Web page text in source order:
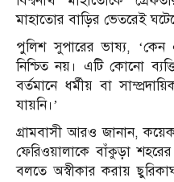
মাহাতোর বাড়ির ভেতরেই
পুলিশ সুপারের ভাষ্য, ‘কেন
নিশ্চিত নয়। এটি কোনো
বর্তমানে ধর্মীয় বা
যায়নি।’
গ্রামবাসী আরও জানান,
ফেরিওয়ালাকে বাঁকুড়া
বলতে অস্বীকার করায়